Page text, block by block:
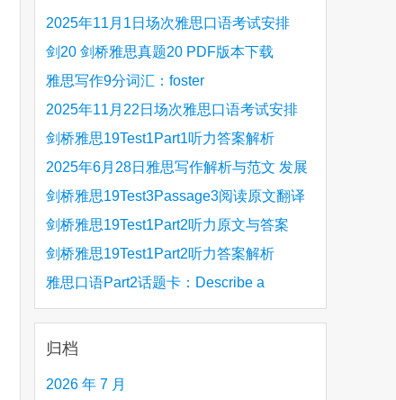
2025年11月1日场次雅思口语考试安排
剑20 剑桥雅思真题20 PDF版本下载
雅思写作9分词汇：foster
2025年11月22日场次雅思口语考试安排
剑桥雅思19Test1Part1听力答案解析
Hinchingbrooke Country Park
2025年6月28日雅思写作解析与范文 发展
旅游业 手把手带你写高分范文
剑桥雅思19Test3Passage3阅读原文翻译
Is the era of artificial speech translation
upon us 人工智能语言翻译
剑桥雅思19Test1Part2听力原文与答案
Stanthorpe Twinning Association
剑桥雅思19Test1Part2听力答案解析
Stanthorpe Twinning Association
雅思口语Part2话题卡：Describe a
creative person (e.g. an artist, a musician,
etc.) you admire 钦佩的有创造力的人
归档
2026 年 7 月